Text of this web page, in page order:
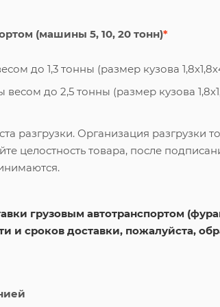
(машины 5, 10, 20 тонн)*
до 1,3 тонны (размер кузова
весом до 2,5 тонны (размер кузова
разгрузки. Организация разгрузки
целостность товара, после
грузовым автотранспортом
и сроков доставки, пожалуйста,